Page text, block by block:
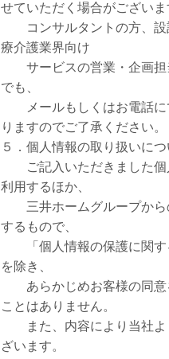
せていただく場合がござい
コンサルタントの方、設
療介護業界向け
サービスの営業・企画担
でも、
メールもしくはお電話に
りますのでご了承ください。
５．個人情報の取り扱いに
ご記入いただきました個
利用するほか、
三井ホームグループから
するもので、
「個人情報の保護に関す
を除き、
あらかじめお客様の同意
ことはありません。
また、内容により当社よ
ざいます。